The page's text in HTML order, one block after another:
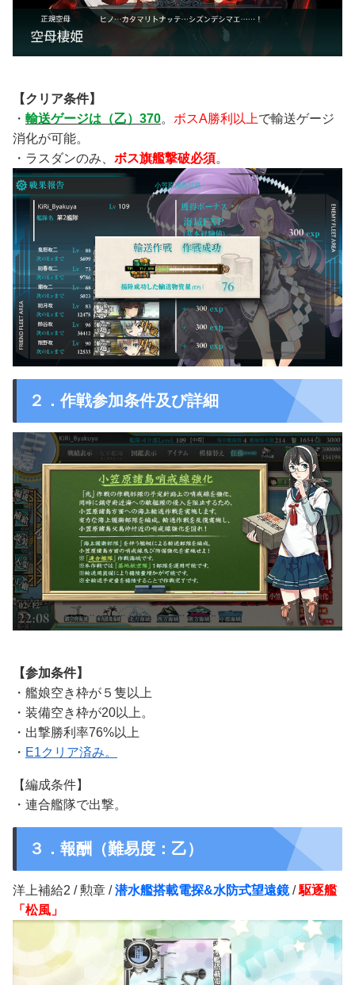
【クリア条件】
・ 輸送ゲージは（乙）370。 ボスA勝利以上で輸送ゲージ
消化が可能。
・ラスダンのみ、 ボス旗艦撃破必須。
２．作戦参加条件及び詳細
【参加条件】
・艦娘空き枠が５隻以上
・装備空き枠が20以上。
・出撃勝利率76%以上
・ E1クリア済み。
【編成条件】
・連合艦隊で出撃。
３．報酬（難易度：乙）
洋上補給2 / 勲章 /潜水艦搭載電探&水防式望遠鏡/駆逐艦
「松風」